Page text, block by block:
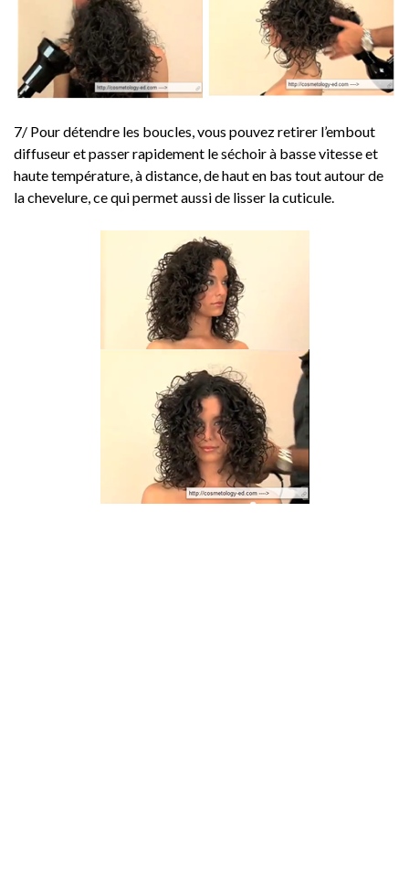
7/ Pour détendre les boucles, vous pouvez retirer l’embout
diffuseur et passer rapidement le séchoir à basse vitesse et
haute température, à distance, de haut en bas tout autour de
la chevelure, ce qui permet aussi de lisser la cuticule.